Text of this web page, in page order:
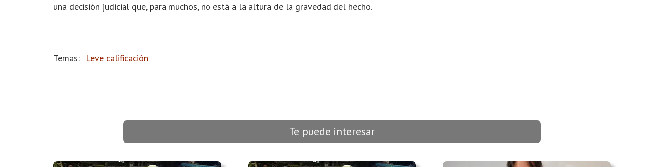
una decisión judicial que, para muchos, no está a la altura de la gravedad del hecho.
Leve calificación
Te puede interesar